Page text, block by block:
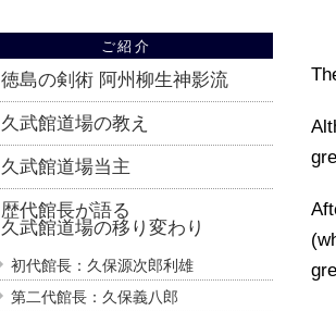
ご紹介
徳島の剣術 阿州柳生神影流
久武館道場の教え
久武館道場当主
歴代館長が語る
久武館道場の移り変わり
初代館長：久保源次郎利雄
第二代館長：久保義八郎